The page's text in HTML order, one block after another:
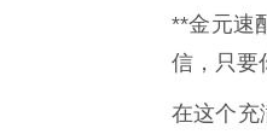
**金元速
信，只要
在这个充